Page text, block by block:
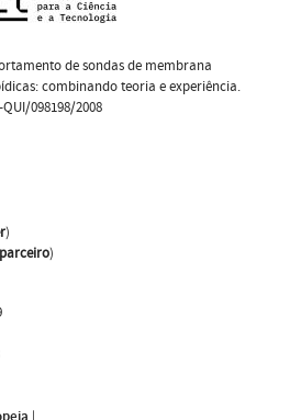
de sondas de membrana
combinando teoria e experiência.
098198/2008
)
parceiro)